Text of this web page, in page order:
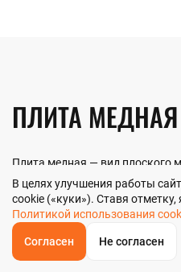
ОБРАТНЫЙЗВОНОК
ПЛИТА
Плита медная — вид плоского
толщины и ширины.
1173-2006.
ОСОБЕННОСТИ
Главная
В целях улучшения работы
cookie («куки»). Ставя отметку,
Политикой использования
Согласен Не согласен